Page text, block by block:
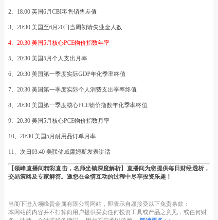
2、18:00 英国6月CBI零售销售差值
3、20:30 美国至6月20日当周初请失业金人数
4、20:30 美国5月核心PCE物价指数年率
5、20:30 美国5月个人支出月率
6、20:30 美国第一季度实际GDP年化季率终值
7、20:30 美国第一季度实际个人消费支出季率终值
8、20:30 美国第一季度核心PCE物价指数年化季率终值
9、20:30 美国5月核心PCE物价指数月率
10、20:30 美国5月耐用品订单月率
11、次日03:40 美联储威廉姆斯发表讲话
【领峰直播间精彩直击，名师坐镇深度解析】直播间为您提供每日财经透析，
交易策略及专家解答。邀您在全情互动的过程中尽享投资乐趣！
当阁下进入领峰贵金属有限公司网站，即表示自愿接受以下免责条款：
本网站的内容并不打算向用户提供买卖任何投资工具或产品之意见，或任何财